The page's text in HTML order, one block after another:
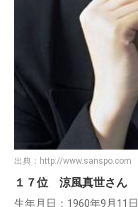
出典： http://www.sanspo.com
１７位 涼風真世さん
生年月日：1960年9月11日